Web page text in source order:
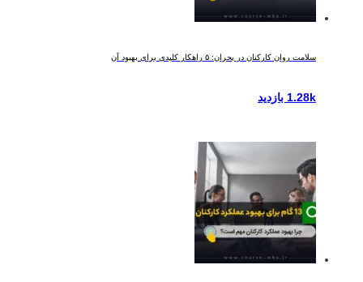
سلامت روان کارکنان در بحران: ۵ راهکار کلیدی برای بهبود آن
1.28k بازدید